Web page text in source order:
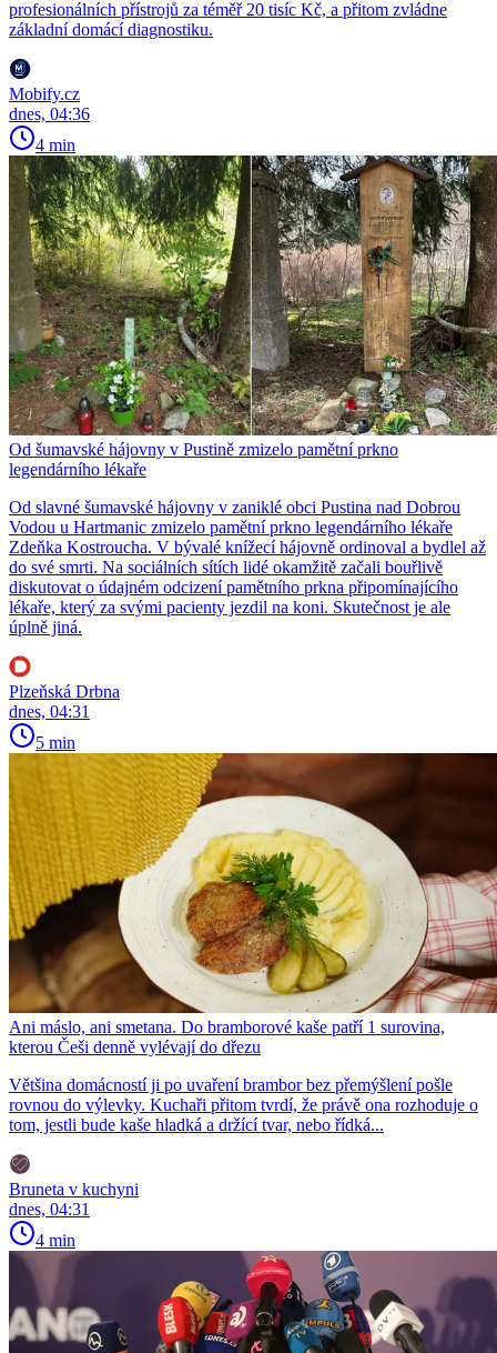
profesionálních přístrojů za téměř 20 tisíc Kč, a přitom zvládne
základní domácí diagnostiku.
Mobify.cz
dnes, 04:36
4 min
Od šumavské hájovny v Pustině zmizelo pamětní prkno
legendárního lékaře
Od slavné šumavské hájovny v zaniklé obci Pustina nad Dobrou
Vodou u Hartmanic zmizelo pamětní prkno legendárního lékaře
Zdeňka Kostroucha. V bývalé knížecí hájovně ordinoval a bydlel až
do své smrti. Na sociálních sítích lidé okamžitě začali bouřlivě
diskutovat o údajném odcizení pamětního prkna připomínajícího
lékaře, který za svými pacienty jezdil na koni. Skutečnost je ale
úplně jiná.
Plzeňská Drbna
dnes, 04:31
5 min
Ani máslo, ani smetana. Do bramborové kaše patří 1 surovina,
kterou Češi denně vylévají do dřezu
Většina domácností ji po uvaření brambor bez přemýšlení pošle
rovnou do výlevky. Kuchaři přitom tvrdí, že právě ona rozhoduje o
tom, jestli bude kaše hladká a držící tvar, nebo řídká...
Bruneta v kuchyni
dnes, 04:31
4 min